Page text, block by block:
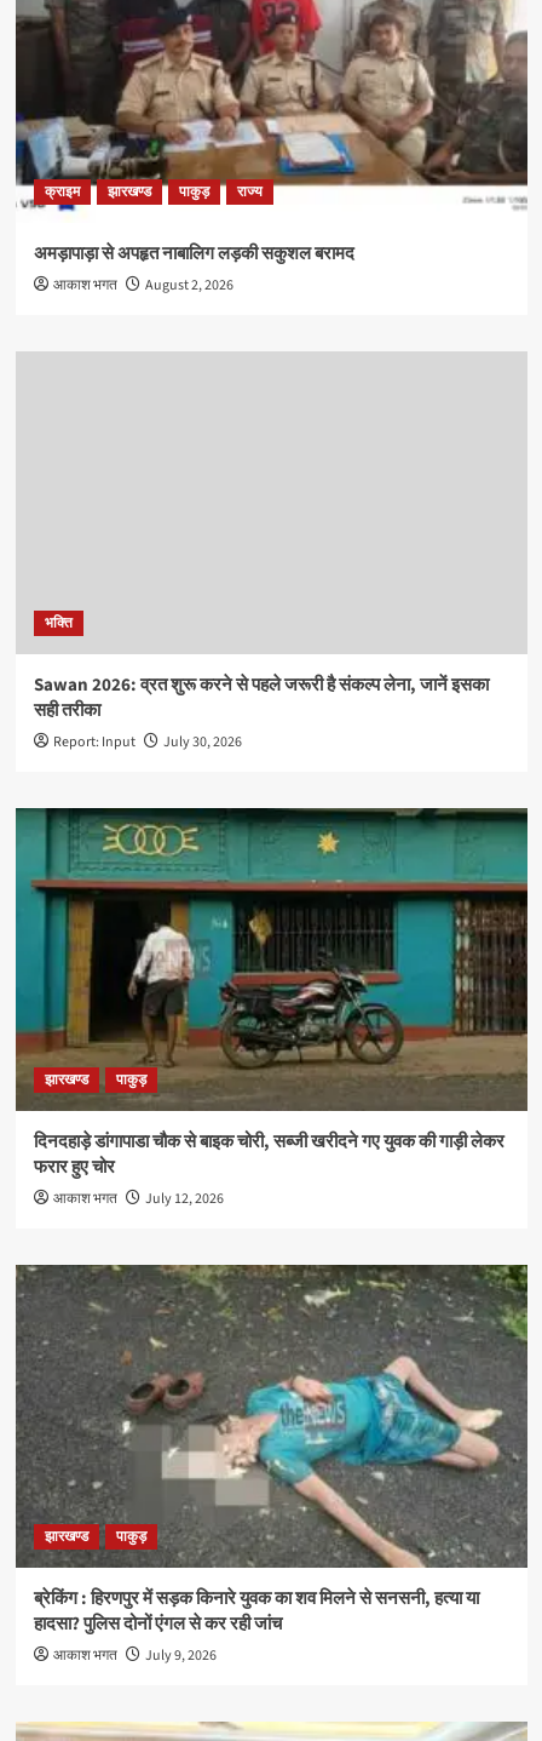
क्राइम झारखण्ड पाकुड़ राज्य
अमड़ापाड़ा से अपहृत नाबालिग लड़की सकुशल बरामद
आकाश भगत August 2, 2026
भक्ति
Sawan 2026: व्रत शुरू करने से पहले जरूरी है संकल्प लेना, जानें इसका
सही तरीका
Report: Input July 30, 2026
झारखण्ड पाकुड़
दिनदहाड़े डांगापाडा चौक से बाइक चोरी, सब्जी खरीदने गए युवक की गाड़ी लेकर
फरार हुए चोर
आकाश भगत July 12, 2026
झारखण्ड पाकुड़
ब्रेकिंग : हिरणपुर में सड़क किनारे युवक का शव मिलने से सनसनी, हत्या या
हादसा? पुलिस दोनों एंगल से कर रही जांच
आकाश भगत July 9, 2026